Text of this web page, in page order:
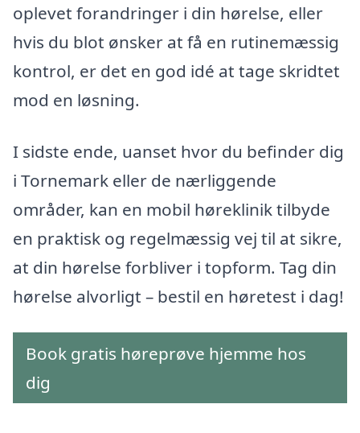
oplevet forandringer i din hørelse, eller
hvis du blot ønsker at få en rutinemæssig
kontrol, er det en god idé at tage skridtet
mod en løsning.
I sidste ende, uanset hvor du befinder dig
i Tornemark eller de nærliggende
områder, kan en mobil høreklinik tilbyde
en praktisk og regelmæssig vej til at sikre,
at din hørelse forbliver i topform. Tag din
hørelse alvorligt – bestil en høretest i dag!
Book gratis høreprøve hjemme hos
dig